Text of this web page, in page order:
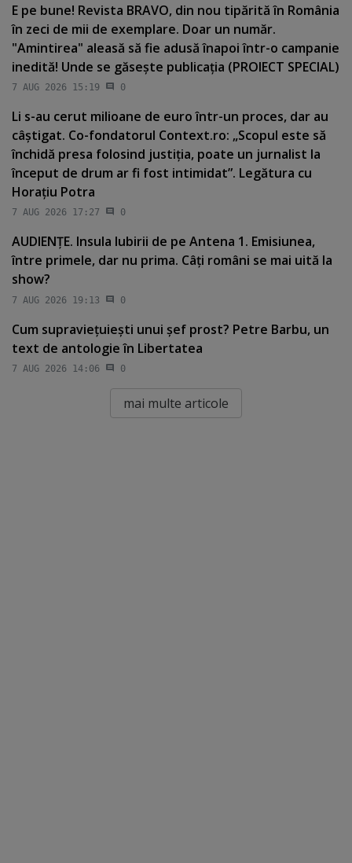
E pe bune! Revista BRAVO, din nou tipărită în România
în zeci de mii de exemplare. Doar un număr.
"Amintirea" aleasă să fie adusă înapoi într-o campanie
inedită! Unde se găseşte publicaţia (PROIECT SPECIAL)
7 AUG 2026 15:19 0
Li s-au cerut milioane de euro într-un proces, dar au
câştigat. Co-fondatorul Context.ro: „Scopul este să
închidă presa folosind justiţia, poate un jurnalist la
început de drum ar fi fost intimidat”. Legătura cu
Horaţiu Potra
7 AUG 2026 17:27 0
AUDIENŢE. Insula Iubirii de pe Antena 1. Emisiunea,
între primele, dar nu prima. Câţi români se mai uită la
show?
7 AUG 2026 19:13 0
Cum supravieţuieşti unui şef prost? Petre Barbu, un
text de antologie în Libertatea
7 AUG 2026 14:06 0
mai multe articole